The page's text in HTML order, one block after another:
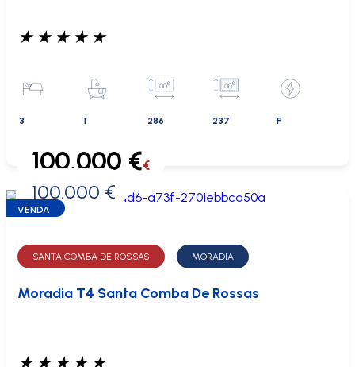
★ ★ ★ ★ ★
3 1 286 237 F
0 €
100.000 €€
100.000 €
VENDA
SANTA COMBA DE ROSSAS MORADIA
Moradia T4 Santa Comba De Rossas